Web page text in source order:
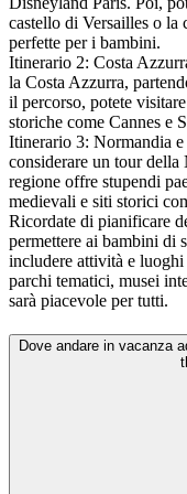
castello di Versailles o la
perfette per i bambini.
Itinerario 2: Costa
la Costa Azzurra,
il percorso, potete
storiche come Cannes e
Itinerario 3: Normandia
considerare un tour della
regione offre stupendi
medievali e siti storici
Ricordate di pianificare
permettere ai bambini di
includere attività e luoghi
parchi tematici, musei
sarà piacevole per tutti.
Dove andare in vacanza